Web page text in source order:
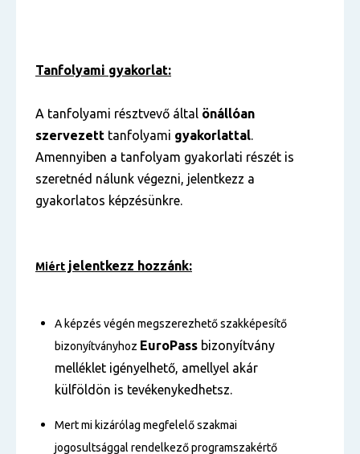
Tanfolyami gyakorlat:
A tanfolyami résztvevő által önállóan
szervezett tanfolyami gyakorlattal.
Amennyiben a tanfolyam gyakorlati részét is
szeretnéd nálunk végezni, jelentkezz a
gyakorlatos képzésünkre.
Miért jelentkezz hozzánk:
A képzés végén megszerezhető szakképesítő
bizonyítványhoz EuroPass bizonyítvány
melléklet igényelhető, amellyel akár
külföldön is tevékenykedhetsz.
Mert mi kizárólag megfelelő szakmai
jogosultsággal rendelkező programszakértő